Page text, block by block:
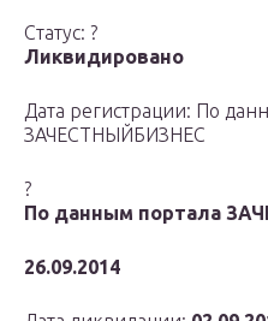
Статус: ?
Ликвидировано
Дата регистрации: По
ЗАЧЕСТНЫЙБИЗНЕС
?
По данным портала
26.09.2014